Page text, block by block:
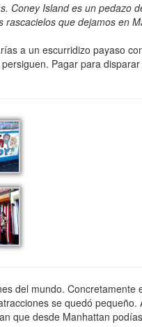
Coney Island es un pedazo
que dejamos en
a un escurridizo payaso
Pagar para
del mundo. Concretamente
se quedó
que desde Manhattan